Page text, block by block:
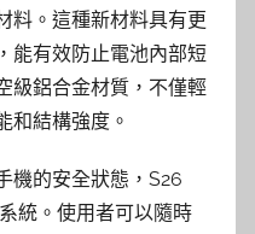
料。這種新材料具有更
能有效防止電池內部短
級鋁合金材質，不僅輕
和結構強度。
機的安全狀態，S26
統。使用者可以隨時